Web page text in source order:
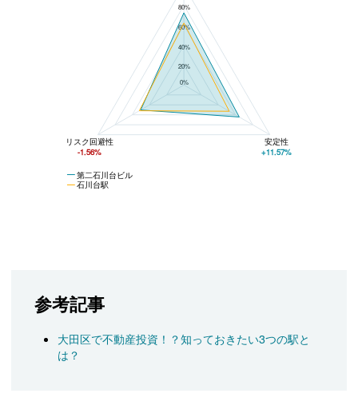
80%
60%
40%
20%
0%
第二石川台ビル
石川台駅
リスク回避性
-1.56%
安定性
+11.57%
参考記事
大田区で不動産投資！？知っておきたい3つの駅と
は？